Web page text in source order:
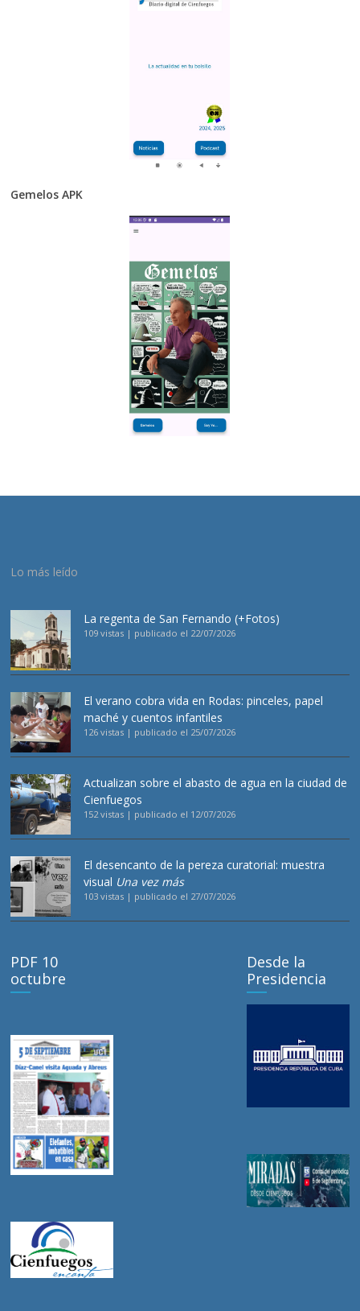
Gemelos APK
Lo más leído
La regenta de San Fernando (+Fotos)
109 vistas | publicado el 22/07/2026
El verano cobra vida en Rodas: pinceles, papel
maché y cuentos infantiles
126 vistas | publicado el 25/07/2026
Actualizan sobre el abasto de agua en la ciudad de
Cienfuegos
152 vistas | publicado el 12/07/2026
El desencanto de la pereza curatorial: muestra
visual Una vez más
103 vistas | publicado el 27/07/2026
PDF 10
octubre
Desde la
Presidencia